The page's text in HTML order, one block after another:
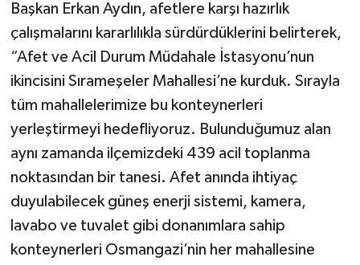
Başkan Erkan Aydın, afetlere karşı hazırlık
çalışmalarını kararlılıkla sürdürdüklerini belirterek,
“Afet ve Acil Durum Müdahale İstasyonu’nun
ikincisini Sırameşeler Mahallesi’ne kurduk. Sırayla
tüm mahallelerimize bu konteynerleri
yerleştirmeyi hedefliyoruz. Bulunduğumuz alan
aynı zamanda ilçemizdeki 439 acil toplanma
noktasından bir tanesi. Afet anında ihtiyaç
duyulabilecek güneş enerji sistemi, kamera,
lavabo ve tuvalet gibi donanımlara sahip
konteynerleri Osmangazi’nin her mahallesine